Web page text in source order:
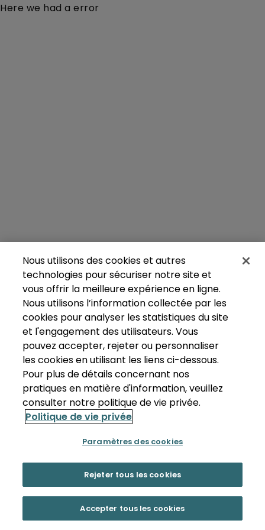
Here we had a error
Nous utilisons des cookies et autres
technologies pour sécuriser notre site et
vous offrir la meilleure expérience en ligne.
Nous utilisons l’information collectée par les
cookies pour analyser les statistiques du site
et l'engagement des utilisateurs. Vous
pouvez accepter, rejeter ou personnaliser
les cookies en utilisant les liens ci-dessous.
Pour plus de détails concernant nos
pratiques en matière d'information, veuillez
consulter notre politique de vie privée.
Politique de vie privée
Paramètres des cookies
Rejeter tous les cookies
Accepter tous les cookies